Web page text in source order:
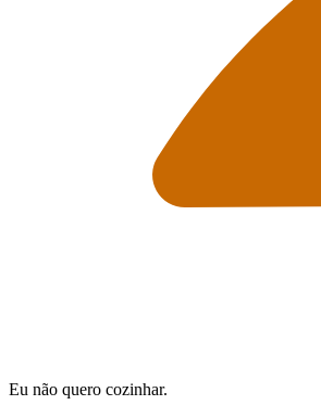
Eu não quero cozinhar.